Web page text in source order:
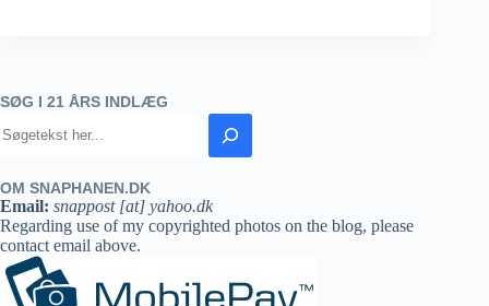
SØG I 21 ÅRS INDLÆG
OM SNAPHANEN.DK
Email: snappost [at] yahoo.dk
Regarding use of my copyrighted photos on the blog, please
contact email above.